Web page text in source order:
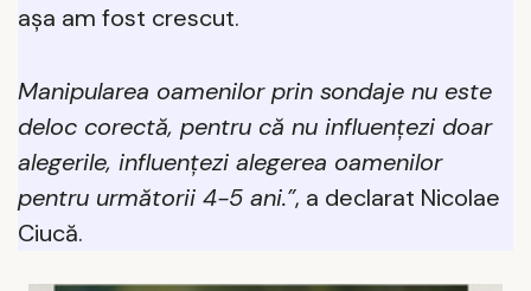
așa am fost crescut.
Manipularea oamenilor prin sondaje nu este
deloc corectă, pentru că nu influențezi doar
alegerile, influențezi alegerea oamenilor
pentru următorii 4-5 ani.”, a declarat Nicolae
Ciucă.